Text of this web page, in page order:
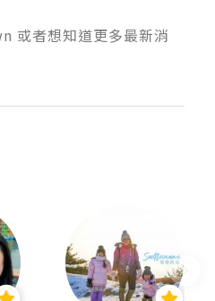
或者想知道更多最新消